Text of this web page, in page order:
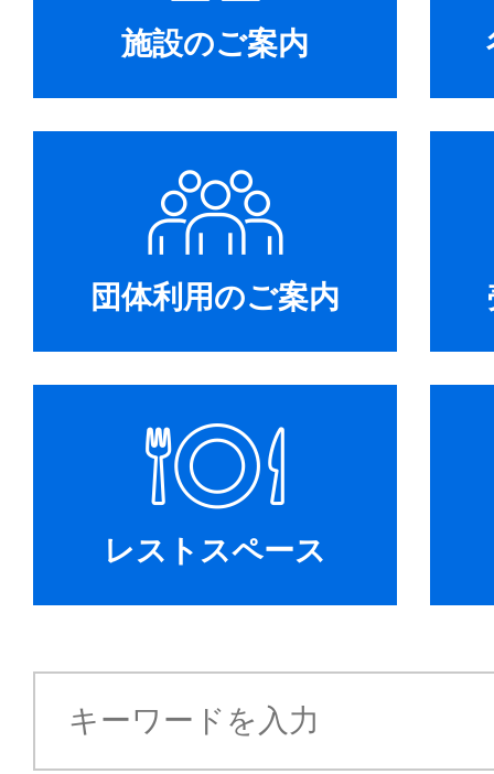
施設のご案内
団体利用のご案内
レストスペース